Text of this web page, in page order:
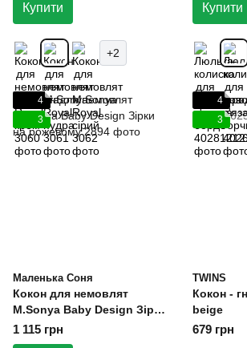
Купити
+2
Купити
4
3
Маленька Соня
Кокон для немовлят
M.Sonya Baby Design Зірки
на рожевому
1 115 грн
4
3
TWINS
Кокон -
beige
679 грн